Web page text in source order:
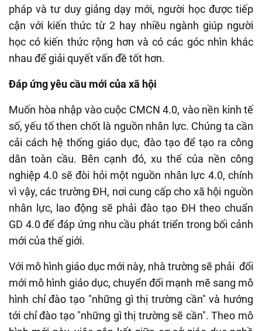
pháp và tư duy giảng dạy mới, người học được tiếp
cận với kiến thức từ 2 hay nhiều ngành giúp người
học có kiến thức rộng hơn và có các góc nhìn khác
nhau để giải quyết vấn đề tốt hơn.
Đáp ứng yêu cầu mới của xã hội
Muốn hòa nhập vào cuộc CMCN 4.0, vào nền kinh tế
số, yếu tố then chốt là nguồn nhân lực. Chúng ta cần
cải cách hệ thống giáo dục, đào tạo để tạo ra công
dân toàn cầu. Bên cạnh đó, xu thế của nền công
nghiệp 4.0 sẽ đòi hỏi một nguồn nhân lực 4.0, chính
vì vậy, các trường ĐH, nơi cung cấp cho xã hội nguồn
nhân lực, lao động sẽ phải đào tạo ĐH theo chuẩn
GD 4.0 để đáp ứng nhu cầu phát triển trong bối cảnh
mới của thế giới.
Với mô hình giáo dục mới này, nhà trường sẽ phải đổi
mới mô hình giáo dục, chuyển đổi mạnh mẽ sang mô
hình chỉ đào tạo "những gì thị trường cần" và hướng
tới chỉ đào tạo "những gì thị trường sẽ cần". Theo mô